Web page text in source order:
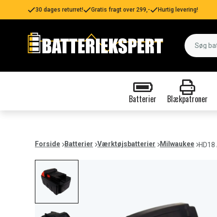
30 dages returret! Gratis fragt over 299,- Hurtig levering!
Batterier Blækpatroner
Forside Batterier Værktøjsbatterier Milwaukee